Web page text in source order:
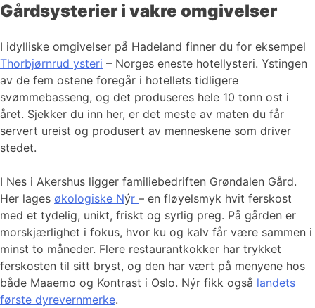
Gårdsysterier i vakre omgivelser
I idylliske omgivelser på Hadeland finner du for eksempel
Thorbjørnrud ysteri – Norges eneste hotellysteri. Ystingen
av de fem ostene foregår i hotellets tidligere
svømmebasseng, og det produseres hele 10 tonn ost i
året. Sjekker du inn her, er det meste av maten du får
servert ureist og produsert av menneskene som driver
stedet.
I Nes i Akershus ligger familiebedriften Grøndalen Gård.
Her lages økologiske Nýr – en fløyelsmyk hvit ferskost
med et tydelig, unikt, friskt og syrlig preg. På gården er
morskjærlighet i fokus, hvor ku og kalv får være sammen i
minst to måneder. Flere restaurantkokker har trykket
ferskosten til sitt bryst, og den har vært på menyene hos
både Maaemo og Kontrast i Oslo. Nýr fikk også landets
første dyrevernmerke.